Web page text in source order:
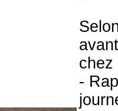
chez
-